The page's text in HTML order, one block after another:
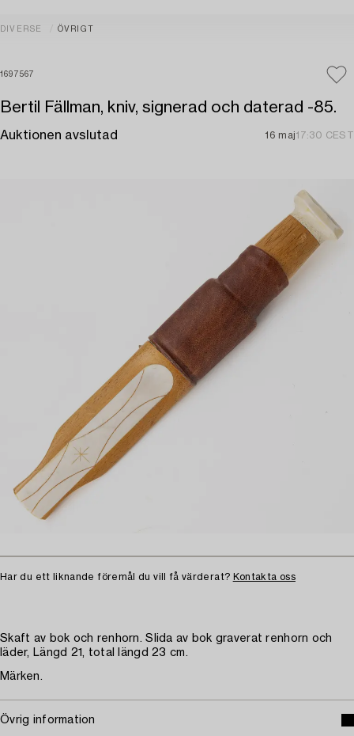
DIVERSE ÖVRIGT
1697567
Bertil Fällman, kniv, signerad och daterad -85.
Auktionen avslutad 16 maj17:30 CEST
Har du ett liknande föremål du vill få värderat? Kontakta oss
Skaft av bok och renhorn. Slida av bok graverat renhorn och
läder, Längd 21, total längd 23 cm.
Märken.
Övrig information